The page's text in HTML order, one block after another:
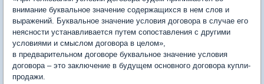
внимание буквальное значение содержащихся в нем слов и
выражений. Буквальное значение условия договора в случае его
неясности устанавливается путем сопоставления с другими
условиями и смыслом договора в целом»,
в предварительном договоре буквальное значение условия
договора – это заключение в будущем основного договора купли-
продажи.